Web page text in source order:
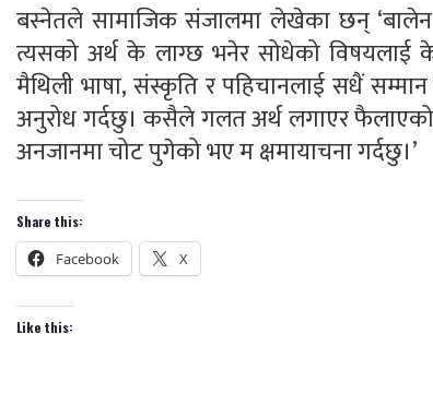
बस्नेतले सामाजिक संजालमा लेखेका छन् ‘बालेन
त्यसको अर्थ के लाग्छ भनेर सोधेको विषयलाई
मैथिली भाषा, संस्कृति र पहिचानलाई सधैं
अनुरोध गर्दछु। कसैले गलत अर्थ लगाएर फैलाएको
अनजानमा चोट पुगेको भए म क्षमायाचना गर्दछु।’
Share this:
Facebook X
Like this: